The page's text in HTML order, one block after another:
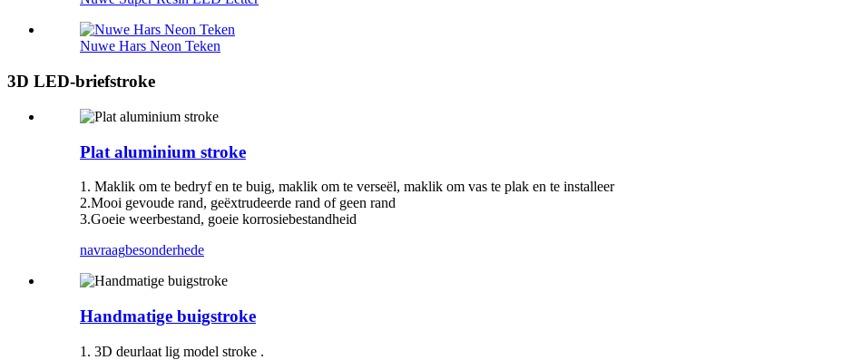
Nuwe Hars Neon Teken
3D LED-briefstroke
Plat aluminium stroke
1. Maklik om te bedryf en te buig, maklik om te verseël, maklik om vas te plak en te installeer
2.Mooi gevoude rand, geëxtrudeerde rand of geen rand
3.Goeie weerbestand, goeie korrosiebestandheid
navraagbesonderhede
Handmatige buigstroke
1. 3D deurlaat lig model stroke .